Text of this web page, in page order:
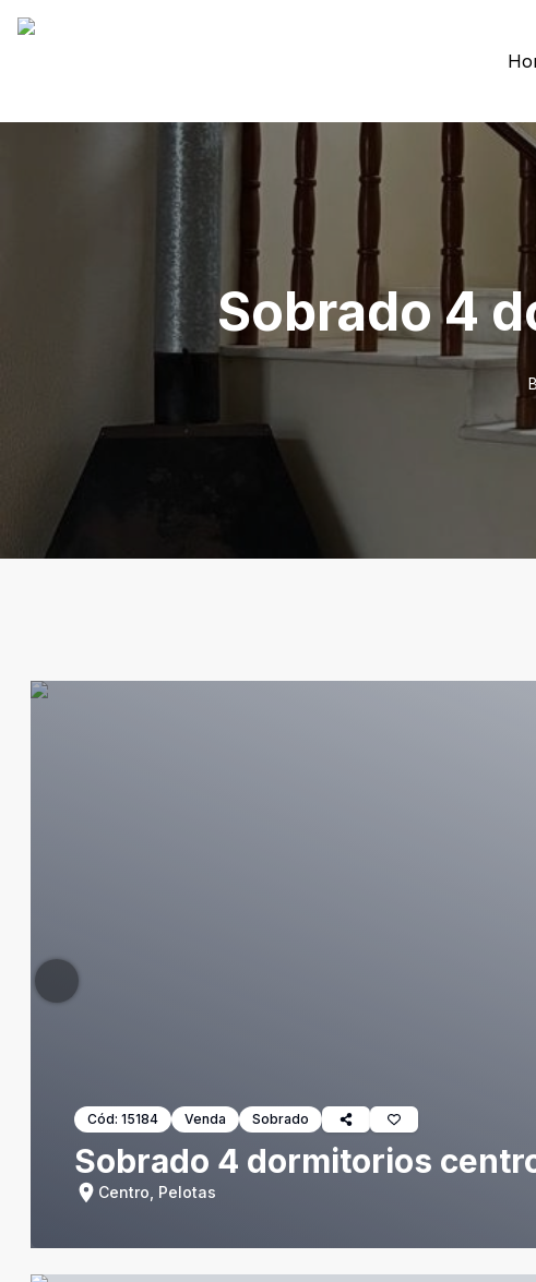
Sobrado 4
Cód: 15184 Venda Sobrado
Sobrado 4 dormitorios
Centro, Pelotas